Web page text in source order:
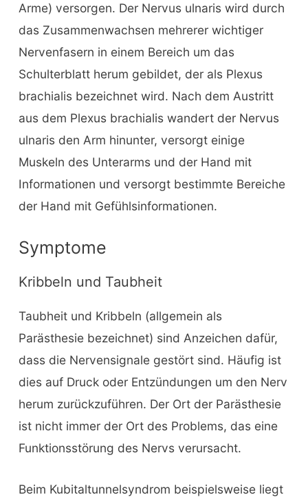
Arme) versorgen. Der Nervus ulnaris wird durch
das Zusammenwachsen mehrerer wichtiger
Nervenfasern in einem Bereich um das
Schulterblatt herum gebildet, der als Plexus
brachialis bezeichnet wird. Nach dem Austritt
aus dem Plexus brachialis wandert der Nervus
ulnaris den Arm hinunter, versorgt einige
Muskeln des Unterarms und der Hand mit
Informationen und versorgt bestimmte Bereiche
der Hand mit Gefühlsinformationen.
Symptome
Kribbeln und Taubheit
Taubheit und Kribbeln (allgemein als
Parästhesie bezeichnet) sind Anzeichen dafür,
dass die Nervensignale gestört sind. Häufig ist
dies auf Druck oder Entzündungen um den Nerv
herum zurückzuführen. Der Ort der Parästhesie
ist nicht immer der Ort des Problems, das eine
Funktionsstörung des Nervs verursacht.
Beim Kubitaltunnelsyndrom beispielsweise liegt